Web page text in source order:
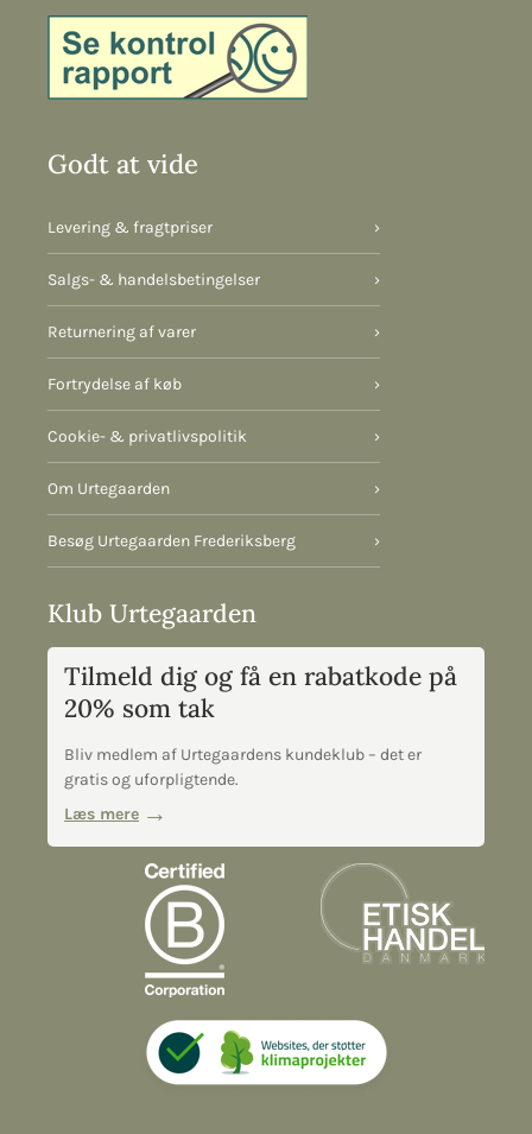
Godt at vide
Levering & fragtpriser ›
Salgs- & handelsbetingelser ›
Returnering af varer ›
Fortrydelse af køb ›
Cookie- & privatlivspolitik ›
Om Urtegaarden ›
Besøg Urtegaarden Frederiksberg ›
Klub Urtegaarden
Tilmeld dig og få en rabatkode på
20% som tak
Bliv medlem af Urtegaardens kundeklub – det er
gratis og uforpligtende.
Læs mere